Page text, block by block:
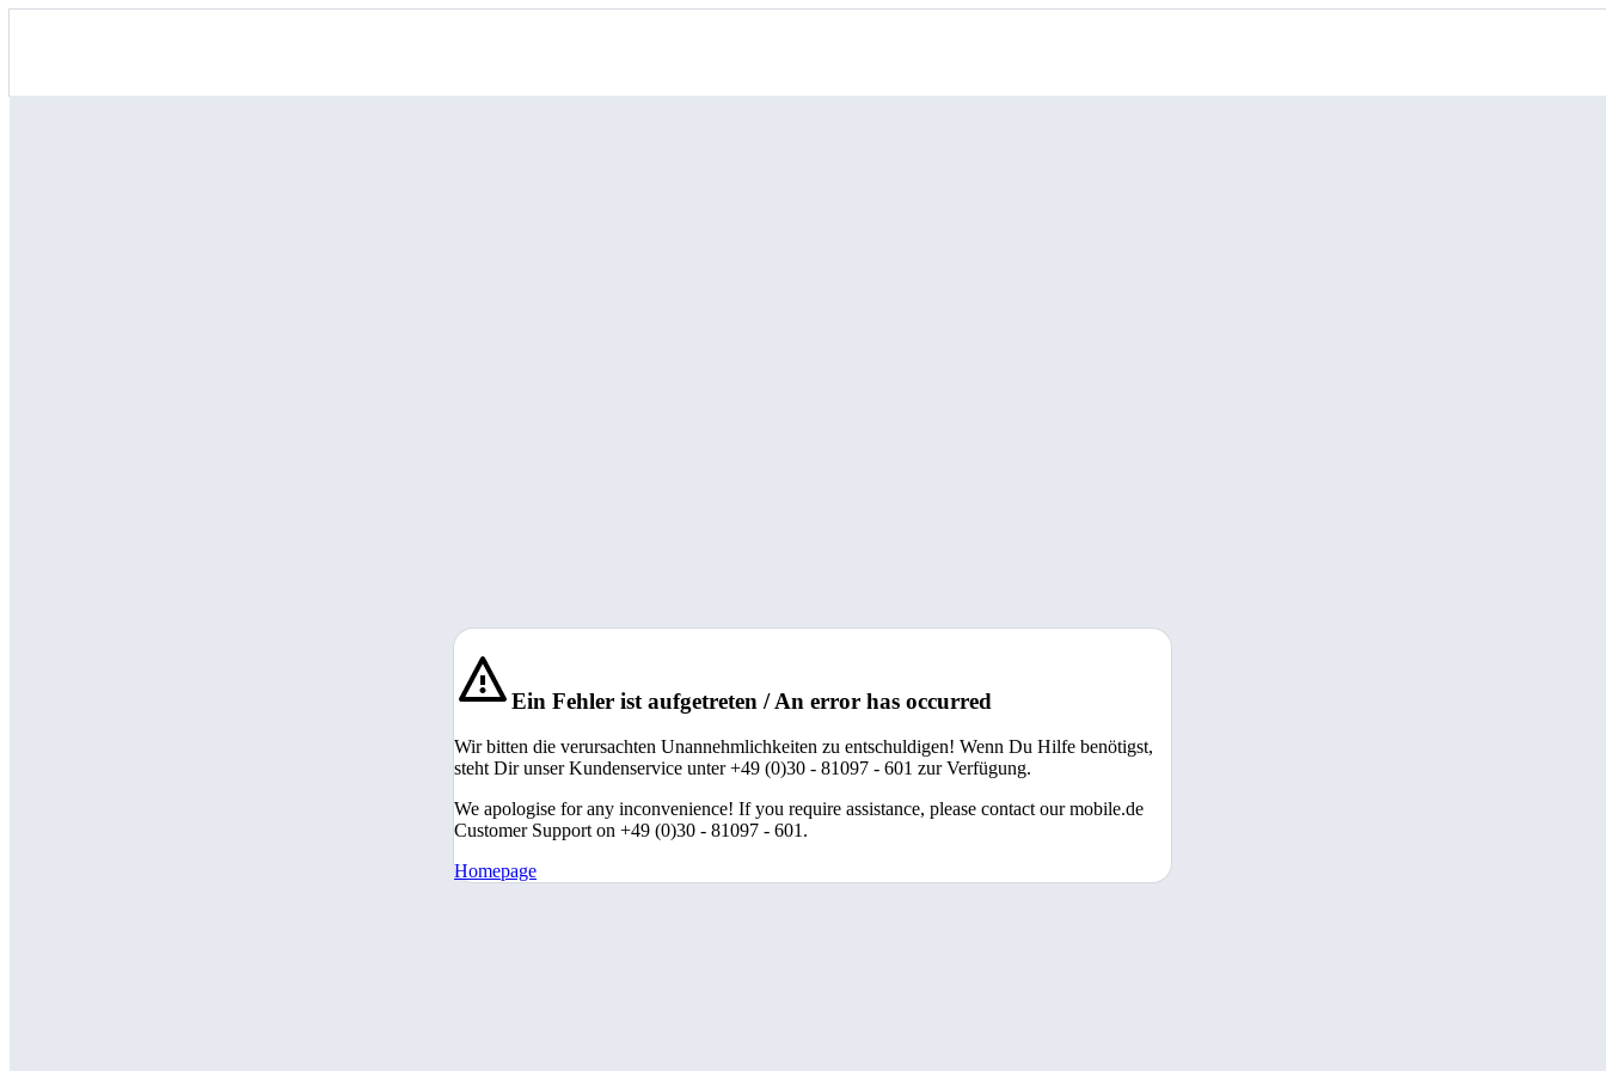
Ein Fehler ist aufgetreten / An error has occurred
Wir bitten die verursachten Unannehmlichkeiten zu entschuldigen! Wenn Du Hilfe benötigst,
steht Dir unser Kundenservice unter +49 (0)30 - 81097 - 601 zur Verfügung.
We apologise for any inconvenience! If you require assistance, please contact our mobile.de
Customer Support on +49 (0)30 - 81097 - 601.
Homepage